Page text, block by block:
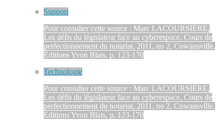
Support
Pour consulter cette source : Marc LACOURSIÈRE,
Les défis du législateur face au cyberespace, Cours de
perfectionnement du notariat, 2011, no 2, Cowansville,
Éditions Yvon Blais, p. 123-170
Technologie
Pour consulter cette source : Marc LACOURSIÈRE,
Les défis du législateur face au cyberespace, Cours de
perfectionnement du notariat, 2011, no 2, Cowansville,
Éditions Yvon Blais, p. 123-170